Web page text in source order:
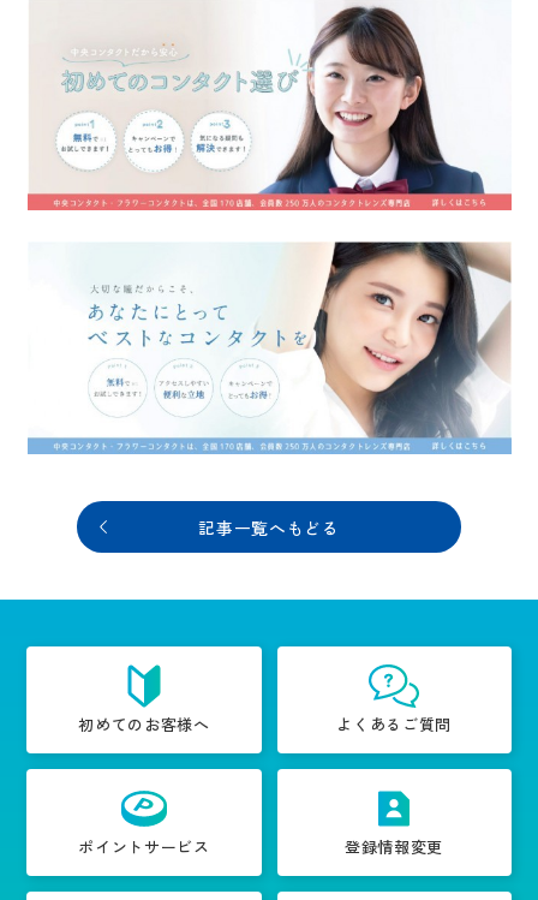
記事一覧へもどる
初めてのお客様へ よくあるご質問
ポイントサービス 登録情報変更